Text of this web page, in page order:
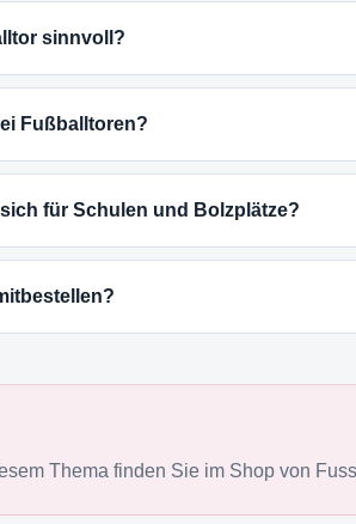
sinnvoll?
Fußballtoren?
für Schulen und Bolzplätze?
Thema finden Sie im Shop von